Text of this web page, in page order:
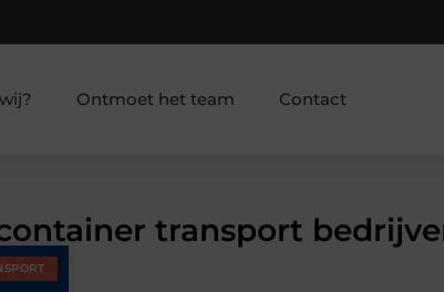
Ontmoet het team Contact
transport